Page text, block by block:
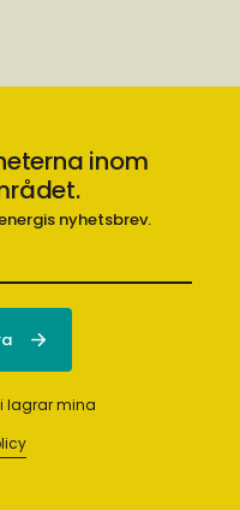
inom
nyhetsbrev.
lagrar mina